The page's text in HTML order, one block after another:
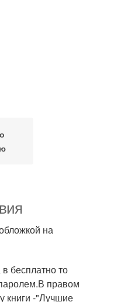
на
бесплатно то
правом
книги -"Лучшие